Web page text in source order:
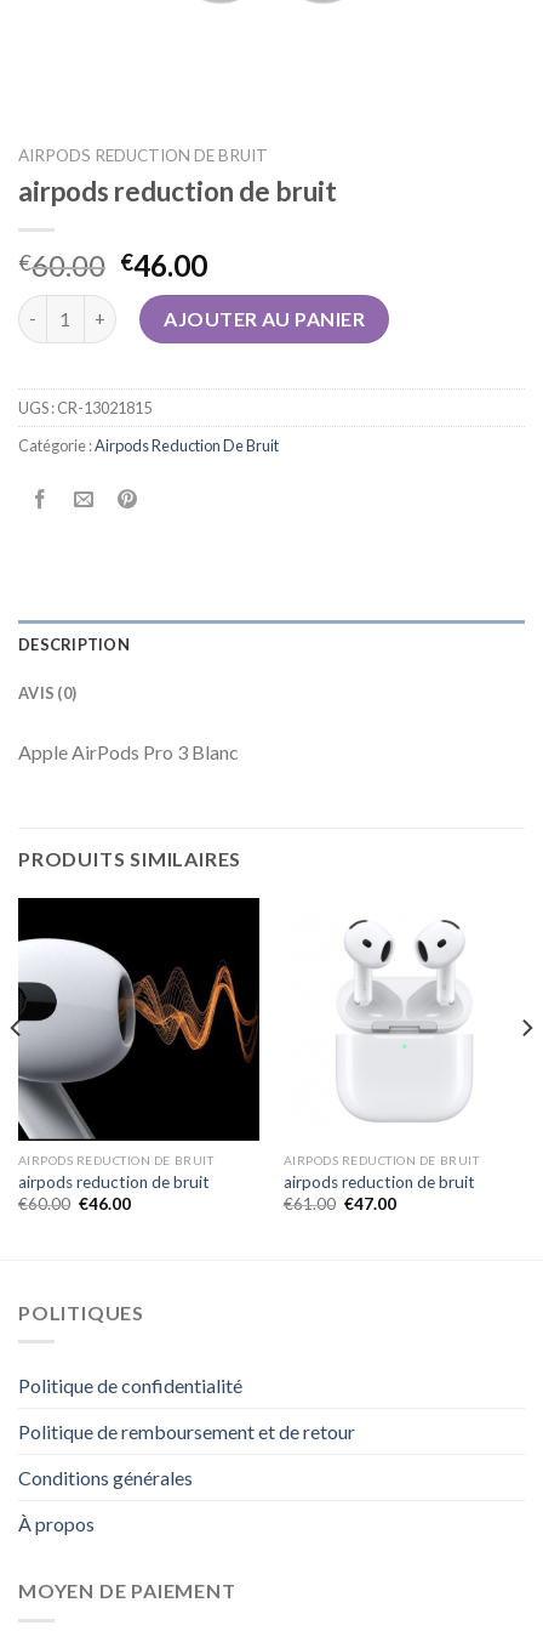
AIRPODS REDUCTION DE BRUIT
airpods reduction de bruit
€60.00 €46.00
quantité de airpods reduction de bruit
AJOUTER AU PANIER
UGS :CR-13021815
Catégorie :Airpods Reduction De Bruit
DESCRIPTION
AVIS (0)
Apple AirPods Pro 3 Blanc
PRODUITS SIMILAIRES
AIRPODS REDUCTION DE BRUIT
airpods reduction de bruit
€60.00 €46.00
AIRPODS REDUCTION DE BRUIT
airpods reduction de bruit
€61.00 €47.00
POLITIQUES
Politique de confidentialité
Politique de remboursement et de retour
Conditions générales
À propos
MOYEN DE PAIEMENT